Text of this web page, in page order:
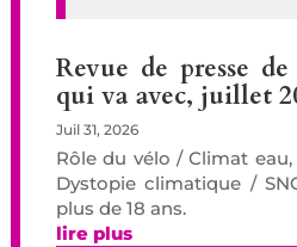
Revue de presse
qui va avec, juillet
Juil 31, 2026
Rôle du vélo / Climat
Dystopie climatique /
plus de 18 ans.
lire plus